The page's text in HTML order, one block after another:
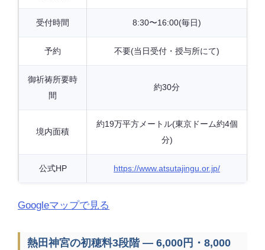
受付時間 8:30〜16:00(毎日)
予約 不要(当日受付・授与所にて)
御祈祷所要時
間
約30分
境内面積
約19万平方メートル(東京ドーム約4個
分)
公式HP https://www.atsutajingu.or.jp/
Googleマップで見る
熱田神宮の初穂料3段階 — 6,000円・8,000